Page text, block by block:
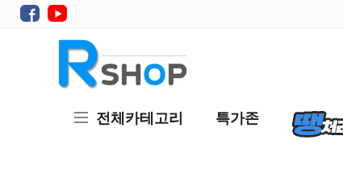
전체카테고리 특가존